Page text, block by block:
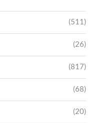
(511)
(26)
(817)
(68)
(20)